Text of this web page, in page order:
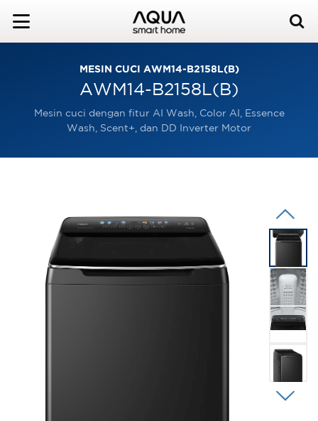
MESIN CUCI AWM14-B2158L(B)
AWM14-B2158L(B)
Mesin cuci dengan fitur AI Wash, Color AI, Essence
Wash, Scent+, dan DD Inverter Motor